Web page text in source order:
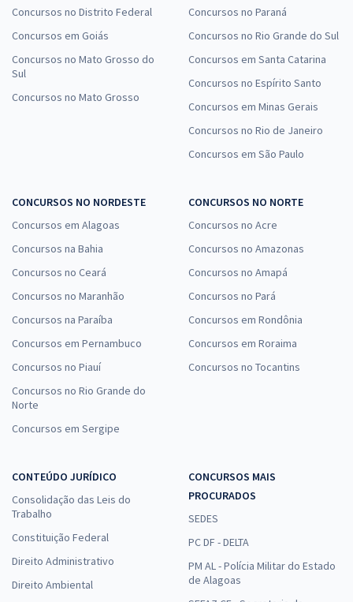
Concursos no Distrito Federal
Concursos em Goiás
Concursos no Mato Grosso do
Sul
Concursos no Mato Grosso
Concursos no Paraná
Concursos no Rio Grande do Sul
Concursos em Santa Catarina
Concursos no Espírito Santo
Concursos em Minas Gerais
Concursos no Rio de Janeiro
Concursos em São Paulo
CONCURSOS NO NORDESTE
Concursos em Alagoas
Concursos na Bahia
Concursos no Ceará
Concursos no Maranhão
Concursos na Paraíba
Concursos em Pernambuco
Concursos no Piauí
Concursos no Rio Grande do
Norte
Concursos em Sergipe
CONCURSOS NO NORTE
Concursos no Acre
Concursos no Amazonas
Concursos no Amapá
Concursos no Pará
Concursos em Rondônia
Concursos em Roraima
Concursos no Tocantins
CONTEÚDO JURÍDICO
Consolidação das Leis do
Trabalho
Constituição Federal
Direito Administrativo
Direito Ambiental
CONCURSOS MAIS
PROCURADOS
SEDES
PC DF - DELTA
PM AL - Polícia Militar do Estado
de Alagoas